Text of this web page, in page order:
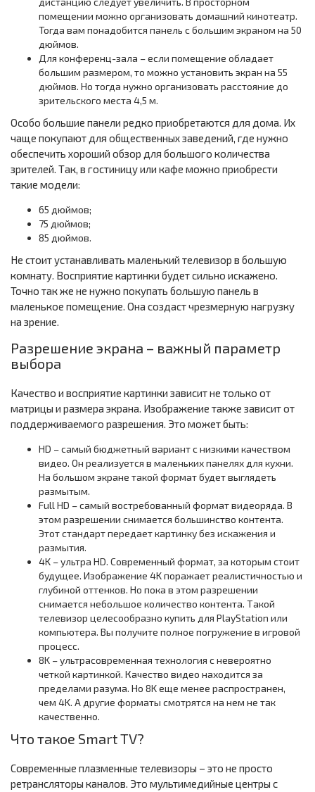
помещении можно организовать домашний кинотеатр.
Тогда вам понадобится панель с большим экраном на 50
дюймов.
Для конференц-зала – если помещение обладает
большим размером, то можно установить экран на 55
дюймов. Но тогда нужно организовать расстояние до
зрительского места 4,5 м.
Особо большие панели редко приобретаются для дома. Их
чаще покупают для общественных заведений, где нужно
обеспечить хороший обзор для большого количества
зрителей. Так, в гостиницу или кафе можно приобрести
такие модели:
65 дюймов;
75 дюймов;
85 дюймов.
Не стоит устанавливать маленький телевизор в большую
комнату. Восприятие картинки будет сильно искажено.
Точно так же не нужно покупать большую панель в
маленькое помещение. Она создаст чрезмерную нагрузку
на зрение.
Разрешение экрана – важный параметр
выбора
Качество и восприятие картинки зависит не только от
матрицы и размера экрана. Изображение также зависит от
поддерживаемого разрешения. Это может быть:
HD – самый бюджетный вариант с низкими качеством
видео. Он реализуется в маленьких панелях для кухни.
На большом экране такой формат будет выглядеть
размытым.
Full HD – самый востребованный формат видеоряда. В
этом разрешении снимается большинство контента.
Этот стандарт передает картинку без искажения и
размытия.
4K – ультра HD. Современный формат, за которым стоит
будущее. Изображение 4K поражает реалистичностью и
глубиной оттенков. Но пока в этом разрешении
снимается небольшое количество контента. Такой
телевизор целесообразно купить для PlayStation или
компьютера. Вы получите полное погружение в игровой
процесс.
8K – ультрасовременная технология с невероятно
четкой картинкой. Качество видео находится за
пределами разума. Но 8K еще менее распространен,
чем 4K. А другие форматы смотрятся на нем не так
качественно.
Что такое Smart TV?
Современные плазменные телевизоры – это не просто
ретрансляторы каналов. Это мультимедийные центры с